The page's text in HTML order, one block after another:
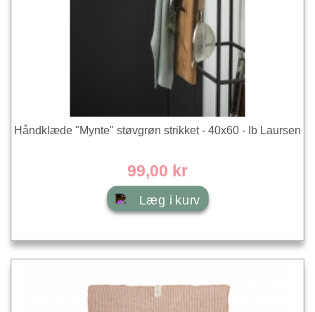
Håndklæde "Mynte" støvgrøn strikket - 40x60 - Ib Laursen
99,00 kr
Læg i kurv